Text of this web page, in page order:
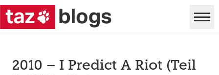
2010 – I Predict A Riot (Teil